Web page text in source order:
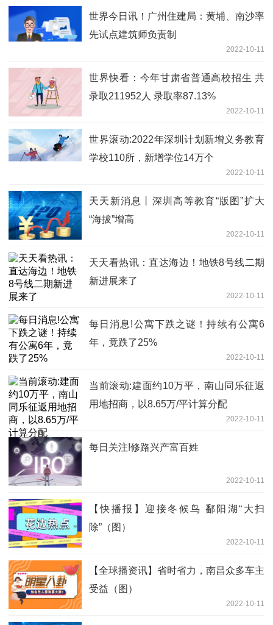
世界今日讯！广州住建局：黄埔、南沙率
先试点建筑师负责制
2022-10-11
世界快看：今年甘肃省普通高校招生 共
录取211952人 录取率87.13%
2022-10-11
世界滚动:2022年深圳计划新增义务教育
学校110所，新增学位14万个
2022-10-11
天天新消息丨深圳高等教育“版图”扩大
“海拔”增高
2022-10-11
天天看热讯：直达海边！地铁8号线二期
新进展来了
2022-10-11
每日消息!公寓下跌之谜！持续有公寓6
年，竟跌了25%
2022-10-11
当前滚动:建面约10万平，南山同乐征返
用地招商，以8.65万/平计算分配
2022-10-11
每日关注!修路兴产富百姓
2022-10-11
【快播报】迎接冬候鸟 鄱阳湖“大扫
除”（图）
2022-10-11
【全球播资讯】省时省力，南昌众多车主
受益（图）
2022-10-11